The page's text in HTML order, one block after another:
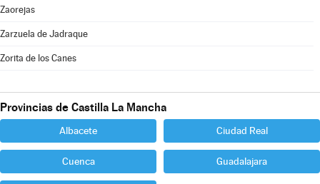
Zaorejas
Zarzuela de Jadraque
Zorita de los Canes
Provincias de Castilla La Mancha
Albacete Ciudad Real
Cuenca Guadalajara